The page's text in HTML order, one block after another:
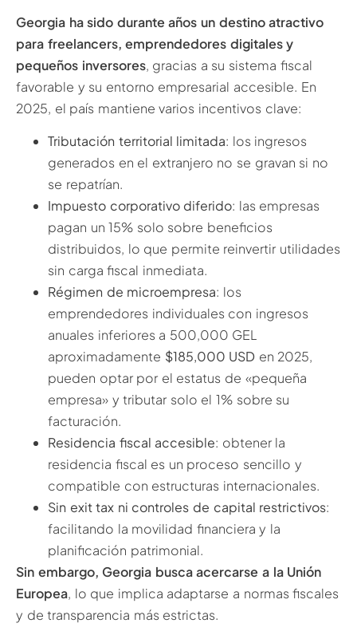
Georgia ha sido durante años un destino atractivo
para freelancers, emprendedores digitales y
pequeños inversores, gracias a su sistema fiscal
favorable y su entorno empresarial accesible. En
2025, el país mantiene varios incentivos clave:
Tributación territorial limitada: los ingresos
generados en el extranjero no se gravan si no
se repatrían.
Impuesto corporativo diferido: las empresas
pagan un 15% solo sobre beneficios
distribuidos, lo que permite reinvertir utilidades
sin carga fiscal inmediata.
Régimen de microempresa: los
emprendedores individuales con ingresos
anuales inferiores a 500,000 GEL
aproximadamente $185,000 USD en 2025,
pueden optar por el estatus de «pequeña
empresa» y tributar solo el 1% sobre su
facturación.
Residencia fiscal accesible: obtener la
residencia fiscal es un proceso sencillo y
compatible con estructuras internacionales.
Sin exit tax ni controles de capital restrictivos:
facilitando la movilidad financiera y la
planificación patrimonial.
Sin embargo, Georgia busca acercarse a la Unión
Europea, lo que implica adaptarse a normas fiscales
y de transparencia más estrictas.